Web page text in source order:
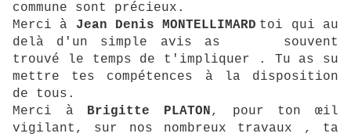
commune sont précieux.
Merci à Jean Denis MONTELLIMARD toi qui au
delà d'un simple avis as souvent
trouvé le temps de t'impliquer . Tu as su
mettre tes compétences à la disposition
de tous.
Merci à Brigitte PLATON, pour ton œil
vigilant, sur nos nombreux travaux , ta